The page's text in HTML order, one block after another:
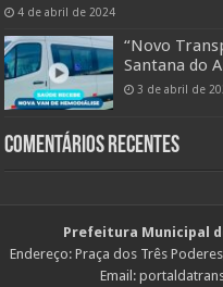
4 de abril de 2024
“Novo
Santana do
3 de abril de
Comentários Recentes
Prefeitura Municipal
Endereço: Praça dos Três
Email: